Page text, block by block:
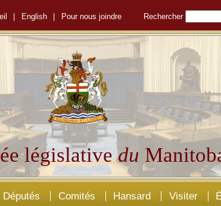
English Pour nous joindre Rechercher
législativedu
Députés Comités Hansard Visiter